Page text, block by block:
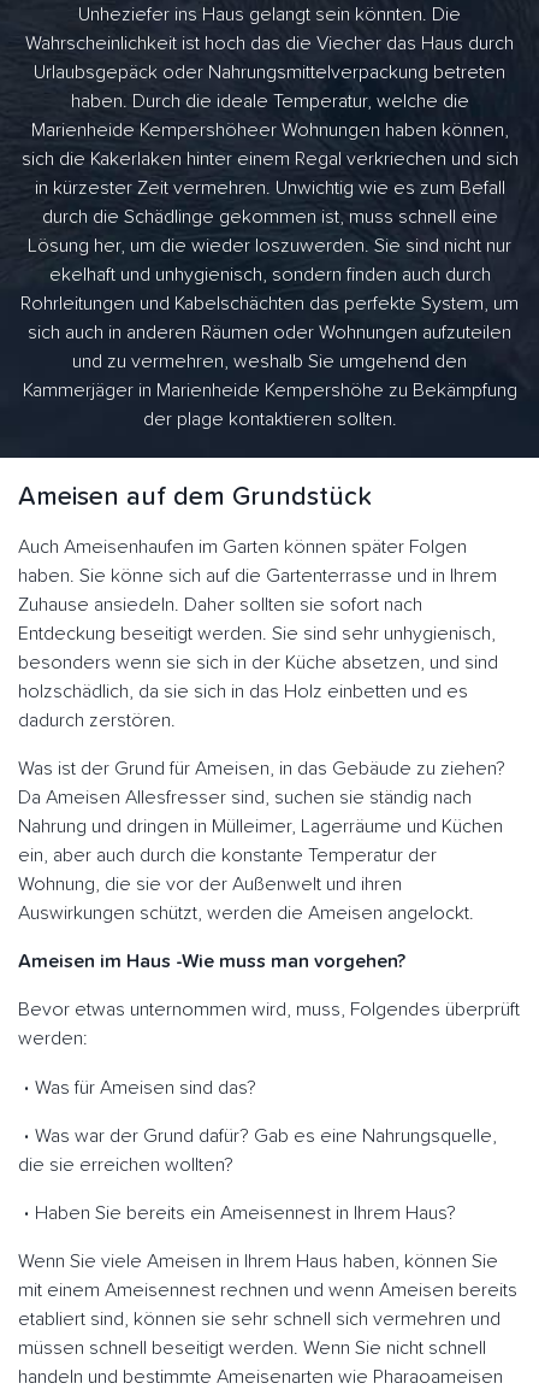
Unheziefer ins Haus gelangt sein könnten. Die
Wahrscheinlichkeit ist hoch das die Viecher das Haus durch
Urlaubsgepäck oder Nahrungsmittelverpackung betreten
haben. Durch die ideale Temperatur, welche die
Marienheide Kempershöheer Wohnungen haben können,
sich die Kakerlaken hinter einem Regal verkriechen und sich
in kürzester Zeit vermehren. Unwichtig wie es zum Befall
durch die Schädlinge gekommen ist, muss schnell eine
Lösung her, um die wieder loszuwerden. Sie sind nicht nur
ekelhaft und unhygienisch, sondern finden auch durch
Rohrleitungen und Kabelschächten das perfekte System, um
sich auch in anderen Räumen oder Wohnungen aufzuteilen
und zu vermehren, weshalb Sie umgehend den
Kammerjäger in Marienheide Kempershöhe zu Bekämpfung
der plage kontaktieren sollten.
Ameisen auf dem Grundstück
Auch Ameisenhaufen im Garten können später Folgen
haben. Sie könne sich auf die Gartenterrasse und in Ihrem
Zuhause ansiedeln. Daher sollten sie sofort nach
Entdeckung beseitigt werden. Sie sind sehr unhygienisch,
besonders wenn sie sich in der Küche absetzen, und sind
holzschädlich, da sie sich in das Holz einbetten und es
dadurch zerstören.
Was ist der Grund für Ameisen, in das Gebäude zu ziehen?
Da Ameisen Allesfresser sind, suchen sie ständig nach
Nahrung und dringen in Mülleimer, Lagerräume und Küchen
ein, aber auch durch die konstante Temperatur der
Wohnung, die sie vor der Außenwelt und ihren
Auswirkungen schützt, werden die Ameisen angelockt.
Ameisen im Haus -Wie muss man vorgehen?
Bevor etwas unternommen wird, muss, Folgendes überprüft
werden:
Was für Ameisen sind das?
Was war der Grund dafür? Gab es eine Nahrungsquelle,
die sie erreichen wollten?
Haben Sie bereits ein Ameisennest in Ihrem Haus?
Wenn Sie viele Ameisen in Ihrem Haus haben, können Sie
mit einem Ameisennest rechnen und wenn Ameisen bereits
etabliert sind, können sie sehr schnell sich vermehren und
müssen schnell beseitigt werden. Wenn Sie nicht schnell
handeln und bestimmte Ameisenarten wie Pharaoameisen